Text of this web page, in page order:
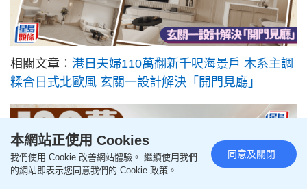
相關文章： 港日夫婦110萬翻新千呎海景戶 木系主調
糅合日式北歐風 玄關一設計解決「開門見廳」
本網站正使用 Cookies
我們使用 Cookie 改善網站體驗。 繼續使用我們
的網站即表示您同意我們的 Cookie 政策。
同意及關閉